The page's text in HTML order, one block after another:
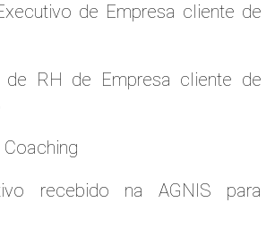
de Empresa cliente de
de RH de Empresa cliente de
recebido na AGNIS para